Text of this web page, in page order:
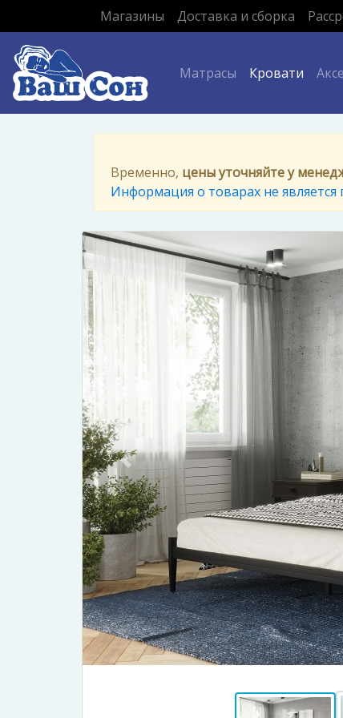
Магазины (current)
Доставка и сборка
Матрасы (current)
Кровати
Временно, цены уточняйте у
Информация о товарах не является
Previous